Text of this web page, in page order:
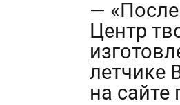
—
Центр
летчике
на сайте